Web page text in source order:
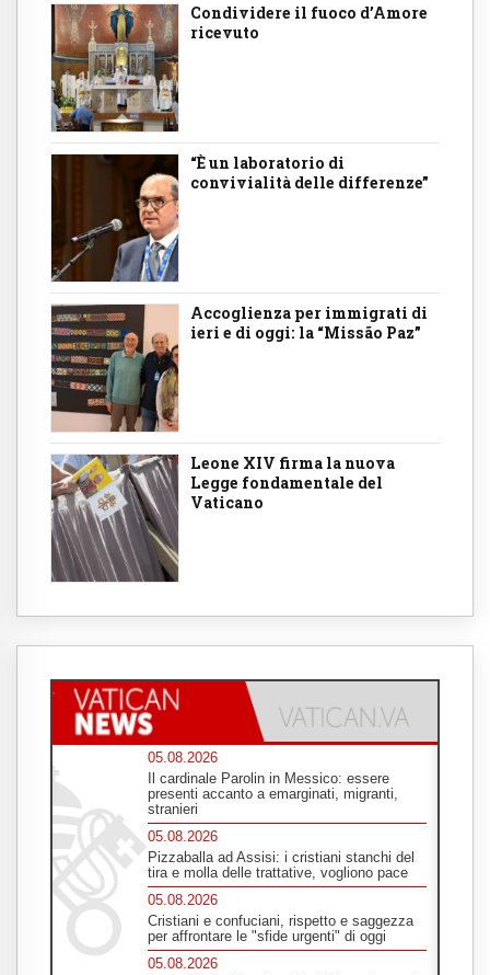
Condividere il fuoco d’Amore
ricevuto
“È un laboratorio di
convivialità delle differenze”
Accoglienza per immigrati di
ieri e di oggi: la “Missão Paz”
Leone XIV firma la nuova
Legge fondamentale del
Vaticano
05.08.2026
Il cardinale Parolin in Messico: essere
presenti accanto a emarginati, migranti,
stranieri
05.08.2026
Pizzaballa ad Assisi: i cristiani stanchi del
tira e molla delle trattative, vogliono pace
05.08.2026
Cristiani e confuciani, rispetto e saggezza
per affrontare le "sfide urgenti" di oggi
05.08.2026